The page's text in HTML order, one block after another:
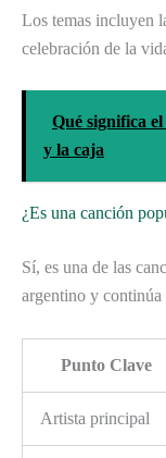
Los temas incluyen
celebración de la
Qué significa
y la caja
¿Es una canción
Sí, es una de las
argentino y continúa
Punto Clave
Artista principal